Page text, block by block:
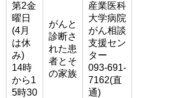
第2金
曜日
(4月
は休
み)
14時
から1
5時30
がんと
診断さ
れた患
者とそ
の家族
産業医科
大学病院
がん相談
支援セン
ター
093-691-
7162(直
通)